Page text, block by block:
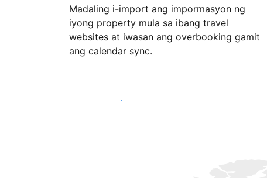
Madaling i-import ang impormasyon ng
iyong property mula sa ibang travel
websites at iwasan ang overbooking gamit
ang calendar sync.
Magsimula ngayon